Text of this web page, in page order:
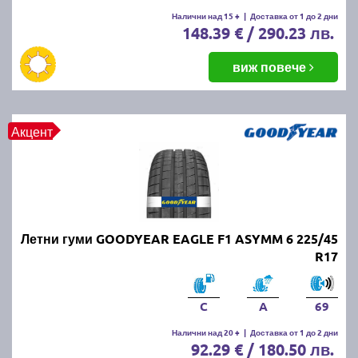
Летните гуми се считат за износени, когато
дълбочината на протектора падне под 1.6 мм.
Въпреки това, за по-добро сцепление и
безопасност се препоръчва смяната им при
дълбочина под 3 мм.
ПРОЧЕТИ ОЩЕ:Има ли закон за зимни гуми в
България?
Можем ли да шофираме със
зимни гуми през лятото?
Въпреки че е законно, не се препоръчва, защото
зимните гуми са направени от по-мека смес, която
се износва по-бързо при високи температури.
Освен това, те имат по-дълъг спирачен път и по-
слабо сцепление на суха и мокра настилка през
Налични над 15 + | Доставка от 1 до 2 дни
148.39 € / 290.23 лв.
виж повече
Акцент
Летни гуми GOODYEAR EAGLE F1 ASYMM 6 225/45
R17
C A 69
Налични над 20 + | Доставка от 1 до 2 дни
92.29 € / 180.50 лв.